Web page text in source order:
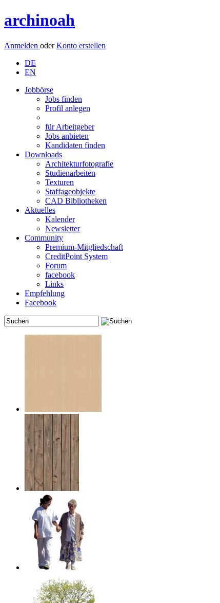
archinoah
Anmelden oderKonto erstellen
DE
EN
Jobbörse
Jobs finden
Profil anlegen
für Arbeitgeber
Jobs anbieten
Kandidaten finden
Downloads
Architekturfotografie
Studienarbeiten
Texturen
Staffageobjekte
CAD Bibliotheken
Aktuelles
Kalender
Newsletter
Community
Premium-Mitgliedschaft
CreditPoint System
Forum
facebook
Links
Empfehlung
Facebook